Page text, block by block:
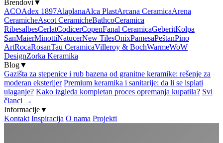
Brendovi ▼
ACOAdex 1897AlaplanaAlca PlastArcana CeramicaArena
CeramicheAscot CeramicheBathcoCeramica
RibesalbesCerlatCodicerCopenFanal CeramicaGeberitKolpa
SanMaierMinottiNatucerNew TilesOnixPamesaPeštanPino
ArtRocaRosanTau CeramicaVilleroy & BochWarmeWoW
DesignZorka Keramika
Blog▼
Gazišta za stepenice i rub bazena od granitne keramike: rešenje za
moderan eksterijer Premium keramika i sanitarije: da li se isplati
ulaganje? Kako izgleda kompletan proces opremanja kupatila? Svi
članci →
Informacije▼
Kontakt Inspiracija O nama Projekti